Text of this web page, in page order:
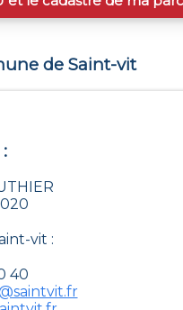
de Saint-vit
vit :
40